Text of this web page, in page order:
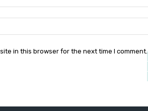
in this browser for the next time I comment.